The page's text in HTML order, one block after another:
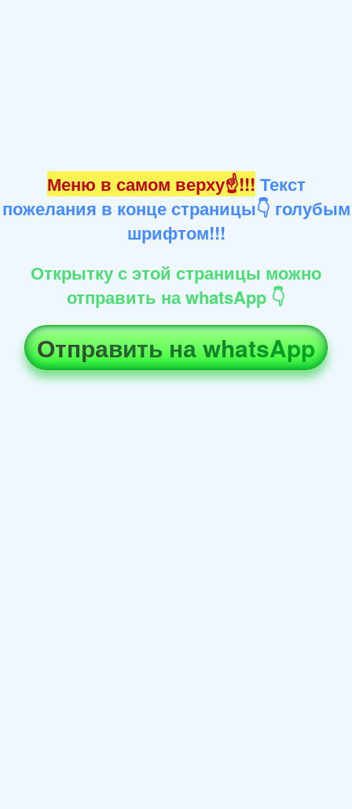
Меню в самом верху☝!!! Текст
пожелания в конце страницы👇 голубым
шрифтом!!!
Открытку с этой страницы можно
отправить на whatsApp 👇
Отправить на whatsApp